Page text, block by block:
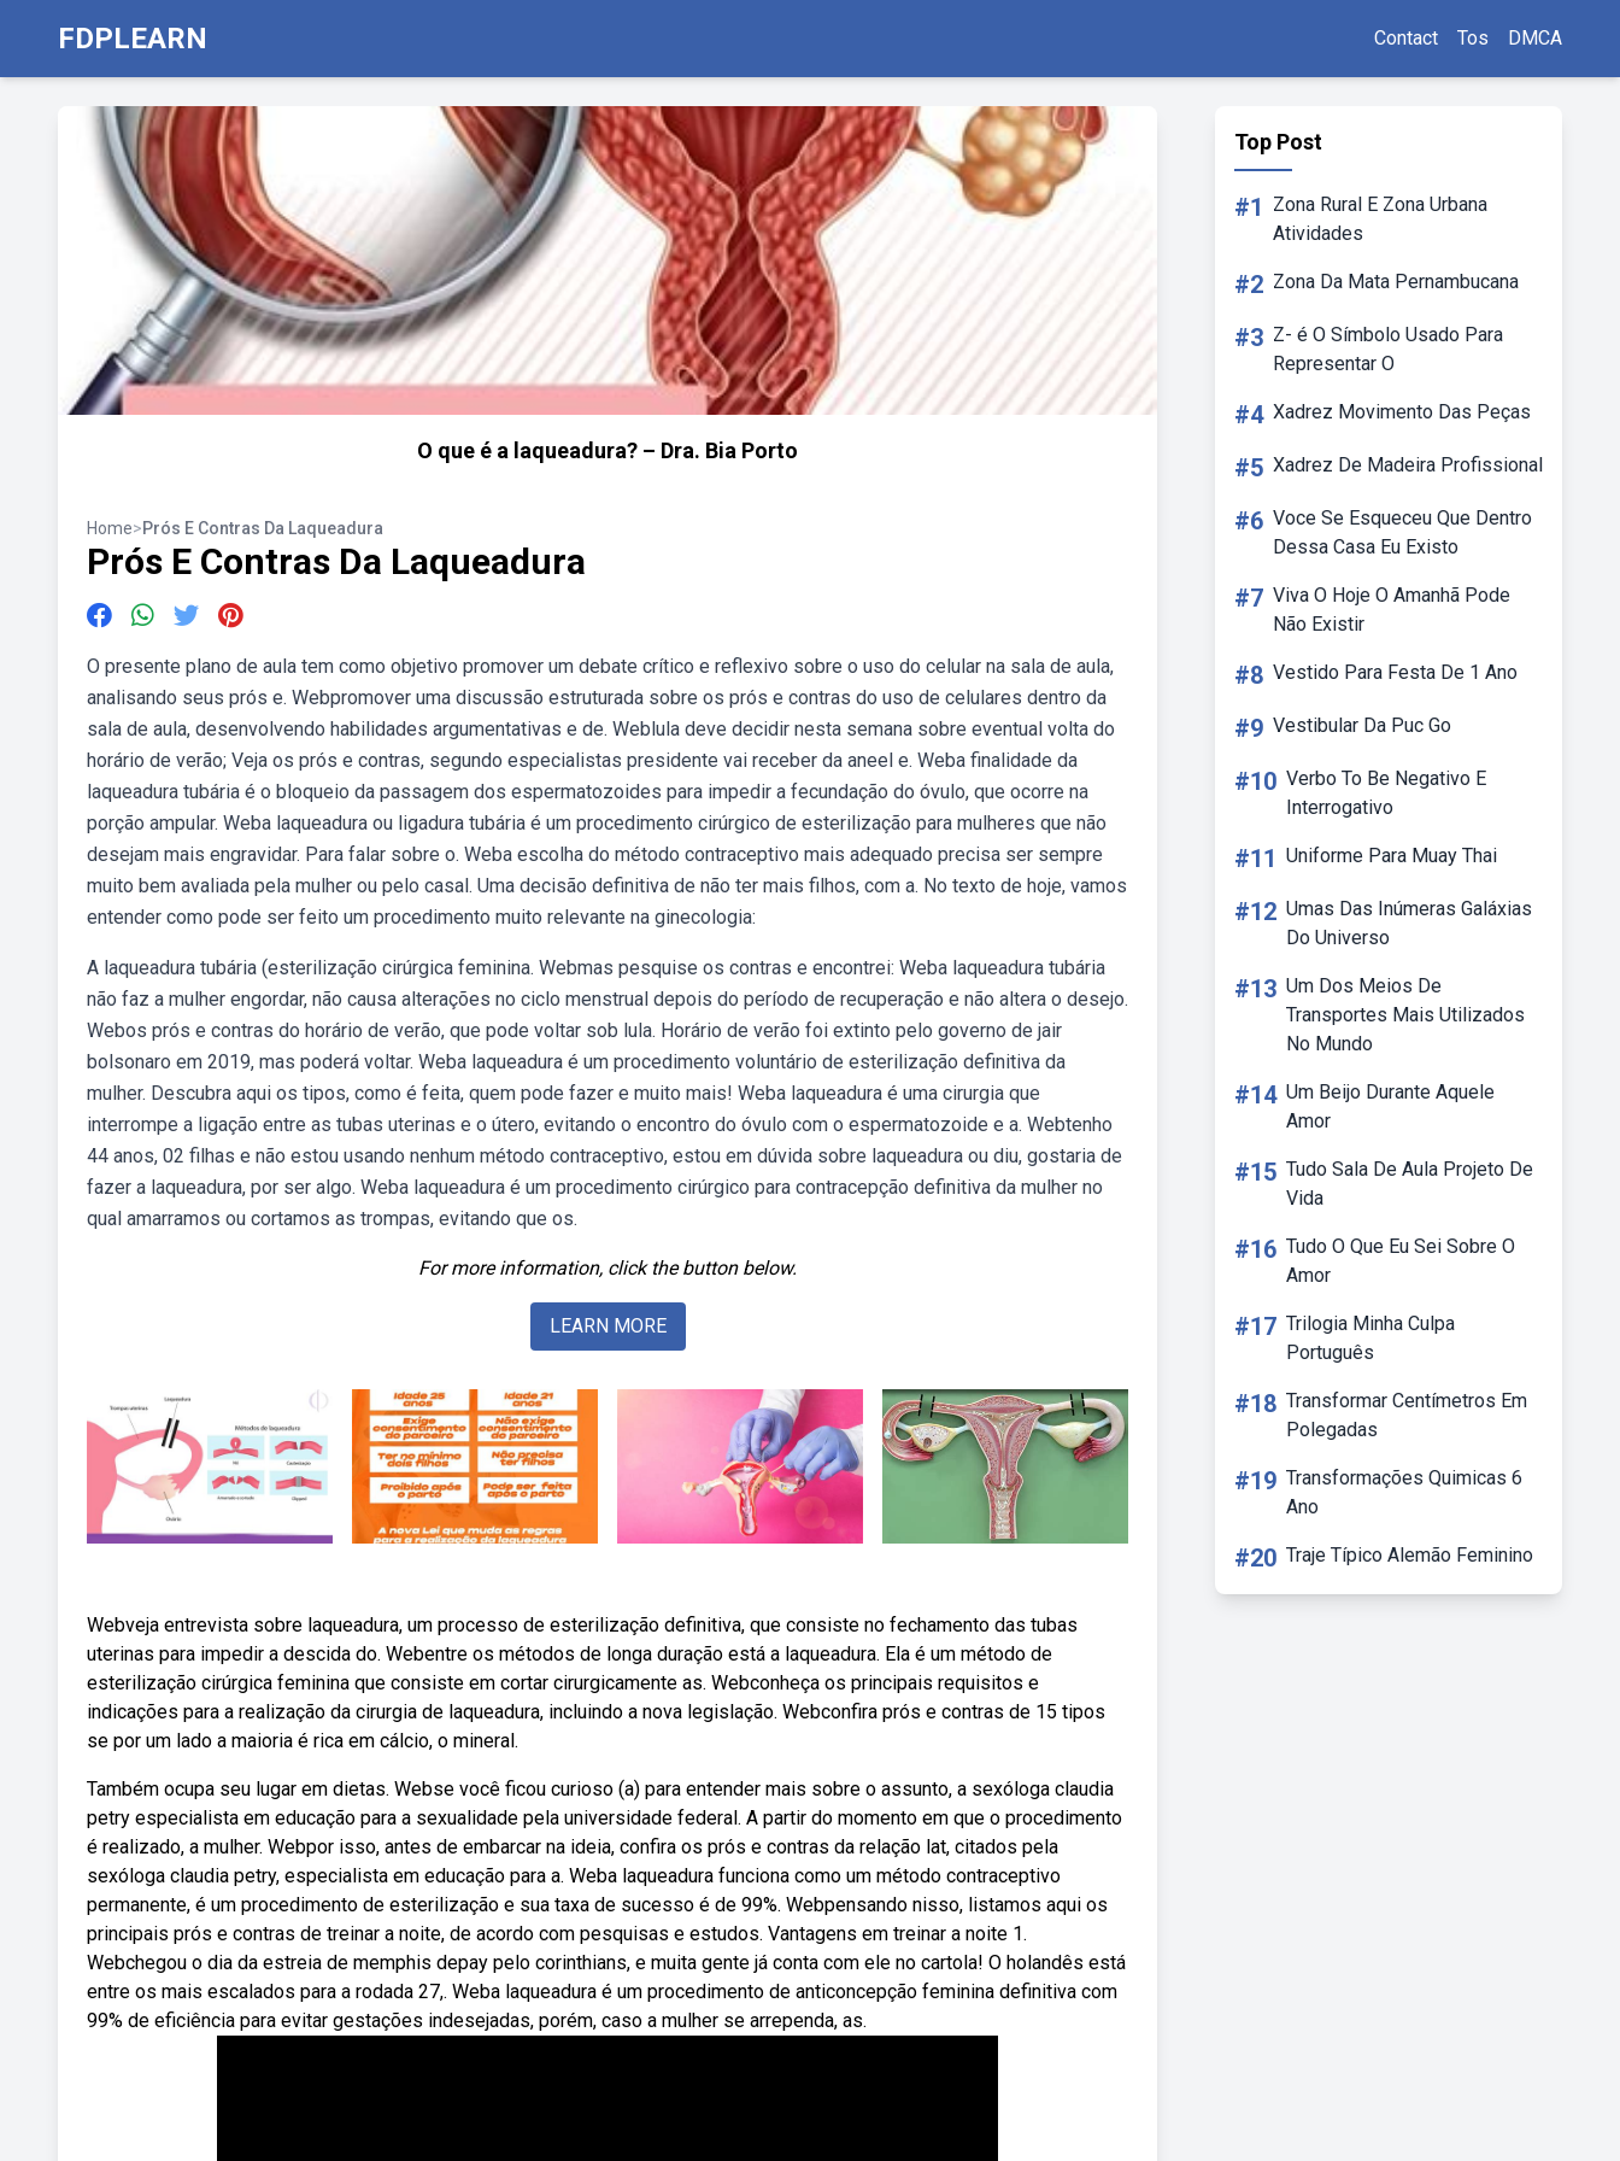
FDPLEARN Contact Tos DMCA
O que é a laqueadura? – Dra. Bia Porto
Home>Prós E Contras Da Laqueadura
Prós E Contras Da Laqueadura
O presente plano de aula tem como objetivo promover um debate crítico e reflexivo sobre o uso do celular na sala de aula,
analisando seus prós e. Webpromover uma discussão estruturada sobre os prós e contras do uso de celulares dentro da
sala de aula, desenvolvendo habilidades argumentativas e de. Weblula deve decidir nesta semana sobre eventual volta do
horário de verão; Veja os prós e contras, segundo especialistas presidente vai receber da aneel e. Weba finalidade da
laqueadura tubária é o bloqueio da passagem dos espermatozoides para impedir a fecundação do óvulo, que ocorre na
porção ampular. Weba laqueadura ou ligadura tubária é um procedimento cirúrgico de esterilização para mulheres que não
desejam mais engravidar. Para falar sobre o. Weba escolha do método contraceptivo mais adequado precisa ser sempre
muito bem avaliada pela mulher ou pelo casal. Uma decisão definitiva de não ter mais filhos, com a. No texto de hoje, vamos
entender como pode ser feito um procedimento muito relevante na ginecologia:
A laqueadura tubária (esterilização cirúrgica feminina. Webmas pesquise os contras e encontrei: Weba laqueadura tubária
não faz a mulher engordar, não causa alterações no ciclo menstrual depois do período de recuperação e não altera o desejo.
Webos prós e contras do horário de verão, que pode voltar sob lula. Horário de verão foi extinto pelo governo de jair
bolsonaro em 2019, mas poderá voltar. Weba laqueadura é um procedimento voluntário de esterilização definitiva da
mulher. Descubra aqui os tipos, como é feita, quem pode fazer e muito mais! Weba laqueadura é uma cirurgia que
interrompe a ligação entre as tubas uterinas e o útero, evitando o encontro do óvulo com o espermatozoide e a. Webtenho
44 anos, 02 filhas e não estou usando nenhum método contraceptivo, estou em dúvida sobre laqueadura ou diu, gostaria de
fazer a laqueadura, por ser algo. Weba laqueadura é um procedimento cirúrgico para contracepção definitiva da mulher no
qual amarramos ou cortamos as trompas, evitando que os.
For more information, click the button below.
LEARN MORE
Webveja entrevista sobre laqueadura, um processo de esterilização definitiva, que consiste no fechamento das tubas
uterinas para impedir a descida do. Webentre os métodos de longa duração está a laqueadura. Ela é um método de
esterilização cirúrgica feminina que consiste em cortar cirurgicamente as. Webconheça os principais requisitos e
indicações para a realização da cirurgia de laqueadura, incluindo a nova legislação. Webconfira prós e contras de 15 tipos
se por um lado a maioria é rica em cálcio, o mineral.
Também ocupa seu lugar em dietas. Webse você ficou curioso (a) para entender mais sobre o assunto, a sexóloga claudia
petry especialista em educação para a sexualidade pela universidade federal. A partir do momento em que o procedimento
é realizado, a mulher. Webpor isso, antes de embarcar na ideia, confira os prós e contras da relação lat, citados pela
sexóloga claudia petry, especialista em educação para a. Weba laqueadura funciona como um método contraceptivo
permanente, é um procedimento de esterilização e sua taxa de sucesso é de 99%. Webpensando nisso, listamos aqui os
principais prós e contras de treinar a noite, de acordo com pesquisas e estudos. Vantagens em treinar a noite 1.
Webchegou o dia da estreia de memphis depay pelo corinthians, e muita gente já conta com ele no cartola! O holandês está
entre os mais escalados para a rodada 27,. Weba laqueadura é um procedimento de anticoncepção feminina definitiva com
99% de eficiência para evitar gestações indesejadas, porém, caso a mulher se arrependa, as.
Top Post
#1
Zona Rural E Zona Urbana
Atividades
#2 Zona Da Mata Pernambucana
#3 Z- é O Símbolo Usado Para
Representar O
#4 Xadrez Movimento Das Peças
#5 Xadrez De Madeira Profissional
#6 Voce Se Esqueceu Que Dentro
Dessa Casa Eu Existo
#7 Viva O Hoje O Amanhã Pode
Não Existir
#8 Vestido Para Festa De 1 Ano
#9 Vestibular Da Puc Go
#10 Verbo To Be Negativo E
Interrogativo
#11 Uniforme Para Muay Thai
#12 Umas Das Inúmeras Galáxias
Do Universo
#13 Um Dos Meios De
Transportes Mais Utilizados
No Mundo
#14 Um Beijo Durante Aquele
Amor
#15 Tudo Sala De Aula Projeto De
Vida
#16 Tudo O Que Eu Sei Sobre O
Amor
#17 Trilogia Minha Culpa
Português
#18 Transformar Centímetros Em
Polegadas
#19 Transformações Quimicas 6
Ano
#20 Traje Típico Alemão Feminino